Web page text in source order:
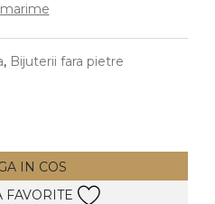
Vezi toate
, Bijuterii fara pietre
IN COS
FAVORITE